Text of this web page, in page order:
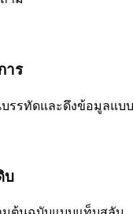
าร
รรทัดและดึงข้อมูลแบ
บ